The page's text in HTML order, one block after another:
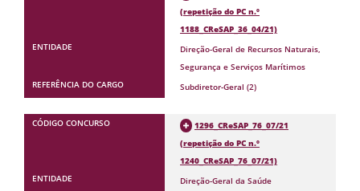
(repetição do PC n.º
1188_CReSAP_36_04/21)
Direção-Geral de Recursos Naturais,
Segurança e Serviços Marítimos
Subdiretor-Geral (2)
1296_CReSAP_76_07/21
(repetição do PC n.º
1240_CReSAP_76_07/21)
Direção-Geral da Saúde